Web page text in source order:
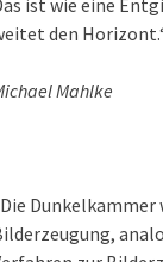
ist wie eine
den
Mahlke